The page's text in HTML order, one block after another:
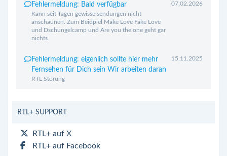
Fehlermeldung: Bald verfügbar
Kann seit Tagen gewisse sendungen nicht
anschaunen. Zum Beidpiel Make Love Fake Love
und Dschungelcamp und Are you the one geht gar
nichts
07.02.2026
Fehlermeldung: eigenlich sollte hier mehr
Fernsehen für Dich sein Wir arbeiten daran
RTL Störung
15.11.2025
RTL+ SUPPORT
RTL+ auf X
RTL+ auf Facebook